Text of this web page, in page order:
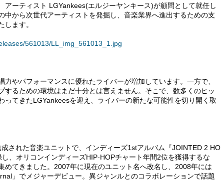
アーティスト LGYankees(エルジーヤンキース)が顧問として就任し
中から次世代アーティストを発掘し、音楽業界へ進出するための支
します。
561013/LL_img_561013_1.jpg
力やパフォーマンスに優れたライバーが増加しています。一方で、
するための環境はまだ十分とは言えません。そこで、数多くのヒッ
ってきたLGYankeesを迎え、ライバーの新たな可能性を切り開く取
された音楽ユニットで、インディーズ1stアルバム『JOINTED 2 HO
、オリコンインディーズHIP-HOPチャート年間2位を獲得するな
めてきました。2007年に現在のユニット名へ改名し、2008年には
」でメジャーデビュー。異ジャンルとのコラボレーションで話題